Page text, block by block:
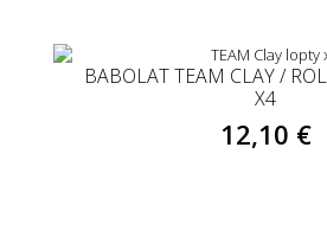
BABOLAT TEAM CLAY /
X4
12,10 €